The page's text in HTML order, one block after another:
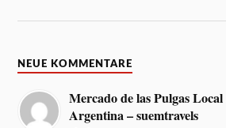
NEUE KOMMENTARE
Mercado de las Pulgas
Argentina – suemtravels